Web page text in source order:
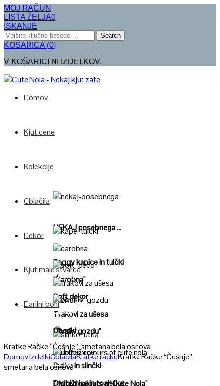
MOJ RAČUN
LISTA ŽELJA0
ISKANJE
Search
KOŠARICA (0)
V KOŠARICI NI IZDELKOV.
Domov
Kjut cene
Kolekcije
NEKAJ posebnega ...
Poglej
"Čarobna"
Poglej
"Živali v gozdu"
Poglej
"United colours of Cute Nola"
Oblačila
Poglej
Baggy kapice in tulčki
Poglej
Trakovi za ušesa
Poglej
Rutke in slinčki
Dekor
Poglej
Soft dekor
Kjut male stvarce
Poglej
Obeski
Poglej
Drobižnice in toaletke
Darilni boni
Kratke Račke “Češnje”, smetana bela osnova
DomovIzdelkiOblačilaKratke račkeKratke Račke “Češnje”,
smetana bela osnova